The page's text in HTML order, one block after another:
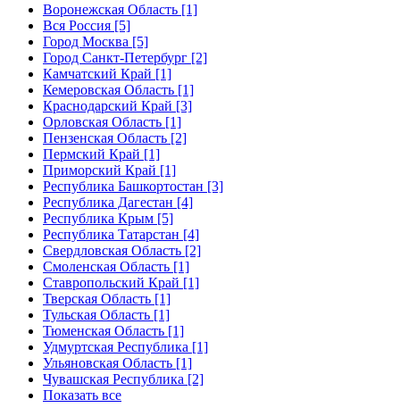
Воронежская Область [1]
Вся Россия [5]
Город Москва [5]
Город Санкт-Петербург [2]
Камчатский Край [1]
Кемеровская Область [1]
Краснодарский Край [3]
Орловская Область [1]
Пензенская Область [2]
Пермский Край [1]
Приморский Край [1]
Республика Башкортостан [3]
Республика Дагестан [4]
Республика Крым [5]
Республика Татарстан [4]
Свердловская Область [2]
Смоленская Область [1]
Ставропольский Край [1]
Тверская Область [1]
Тульская Область [1]
Тюменская Область [1]
Удмуртская Республика [1]
Ульяновская Область [1]
Чувашская Республика [2]
Показать все